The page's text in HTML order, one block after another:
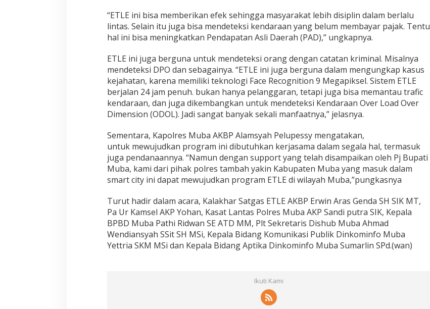
“ETLE ini bisa memberikan efek sehingga masyarakat lebih disiplin dalam berlalu
lintas. Selain itu juga bisa mendeteksi kendaraan yang belum membayar pajak. Tentu
hal ini bisa meningkatkan Pendapatan Asli Daerah (PAD),” ungkapnya.
ETLE ini juga berguna untuk mendeteksi orang dengan catatan kriminal. Misalnya
mendeteksi DPO dan sebagainya. “ETLE ini juga berguna dalam mengungkap kasus
kejahatan, karena memiliki teknologi Face Recognition 9 Megapiksel. Sistem ETLE
berjalan 24 jam penuh. bukan hanya pelanggaran, tetapi juga bisa memantau trafic
kendaraan, dan juga dikembangkan untuk mendeteksi Kendaraan Over Load Over
Dimension (ODOL). Jadi sangat banyak sekali manfaatnya,” jelasnya.
Sementara, Kapolres Muba AKBP Alamsyah Pelupessy mengatakan,
untuk mewujudkan program ini dibutuhkan kerjasama dalam segala hal, termasuk
juga pendanaannya. “Namun dengan support yang telah disampaikan oleh Pj Bupati
Muba, kami dari pihak polres tambah yakin Kabupaten Muba yang masuk dalam
smart city ini dapat mewujudkan program ETLE di wilayah Muba,”pungkasnya
Turut hadir dalam acara, Kalakhar Satgas ETLE AKBP Erwin Aras Genda SH SIK MT,
Pa Ur Kamsel AKP Yohan, Kasat Lantas Polres Muba AKP Sandi putra SIK, Kepala
BPBD Muba Pathi Ridwan SE ATD MM, Plt Sekretaris Dishub Muba Ahmad
Wendiansyah SSit SH MSi, Kepala Bidang Komunikasi Publik Dinkominfo Muba
Yettria SKM MSi dan Kepala Bidang Aptika Dinkominfo Muba Sumarlin SPd.(wan)
Ikuti Kami